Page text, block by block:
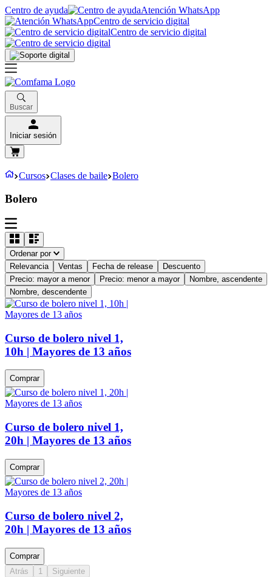
Centro de ayuda
Atención WhatsApp
Centro de servicio digital
Centro de servicio digital
Buscar
Iniciar sesión
Cursos Clases de baile Bolero
Bolero
Ordenar por
Relevancia
Ventas Fecha de release
Descuento
Precio: mayor a menor
Precio: menor a mayor
Nombre, ascendente
Nombre, descendente
Curso de bolero nivel 1,
10h | Mayores de 13 años
Comprar
Curso de bolero nivel 1,
20h | Mayores de 13 años
Comprar
Curso de bolero nivel 2,
20h | Mayores de 13 años
Comprar
Atrás
1 Siguiente